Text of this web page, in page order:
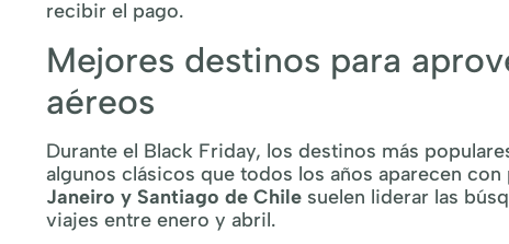
recibir el pago.
Mejores destinos para
aéreos
Durante el Black Friday, los destinos más
algunos clásicos que todos los años aparecen
Janeiro y Santiago de Chile suelen liderar las
viajes entre enero y abril.